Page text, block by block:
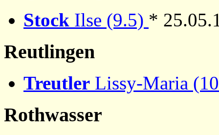
Stock Ilse (9.5) *
Reutlingen
Treutler Lissy-Maria
Rothwasser